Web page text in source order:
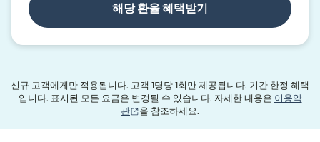
해당 환율 혜택받기
신규 고객에게만 적용됩니다. 고객 1명당 1회만 제공됩니다. 기간 한정 혜택
입니다. 표시된 모든 요금은 변경될 수 있습니다. 자세한 내용은 이용약
관
(새 창에서 열림)
을 참조하세요.